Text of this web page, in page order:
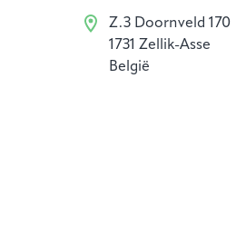
Z.3 Doornveld 170
1731 Zellik-Asse
België